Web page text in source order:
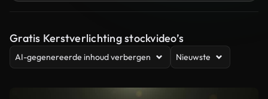
Gratis Kerstverlichting stockvideo’s
AI-gegenereerde inhoud verbergen Nieuwste